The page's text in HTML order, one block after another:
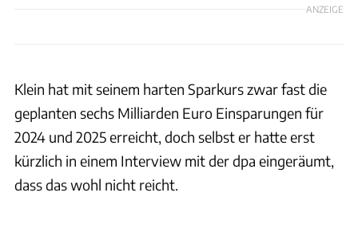
ANZEIGE
Klein hat mit seinem harten Sparkurs zwar fast die
geplanten sechs Milliarden Euro Einsparungen für
2024 und 2025 erreicht, doch selbst er hatte erst
kürzlich in einem Interview mit der dpa eingeräumt,
dass das wohl nicht reicht.